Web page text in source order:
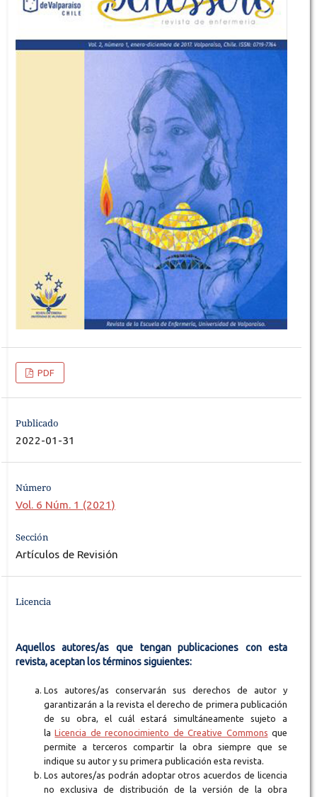
PDF
Publicado
2022-01-31
Número
Vol. 6 Núm. 1 (2021)
Sección
Artículos de Revisión
Licencia
Aquellos autores/as que tengan publicaciones con esta
revista, aceptan los términos siguientes:
Los autores/as conservarán sus derechos de autor y
garantizarán a la revista el derecho de primera publicación
de su obra, el cuál estará simultáneamente sujeto a
laLicencia de reconocimiento de Creative Commons que
permite a terceros compartir la obra siempre que se
indique su autor y su primera publicación esta revista.
Los autores/as podrán adoptar otros acuerdos de licencia
no exclusiva de distribución de la versión de la obra